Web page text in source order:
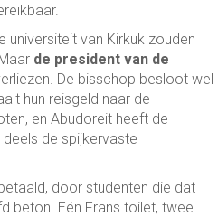
universiteit van Kirkuk zouden
de president van de
De bisschop besloot wel
hun reisgeld naar de
en Abudoreit heeft de
de spijkervaste
door studenten die dat
beton. Eén Frans toilet, twee